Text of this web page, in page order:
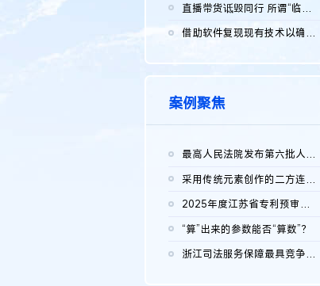
直播带货诋毁同行 所谓“临场发挥”不免责
借助软件复现现有技术以确认相关参数特征是否被公开
案例聚焦
最高人民法院发布第六批人民法院种业知识产权司法保护典型案例 含...
采用传统元素创作的二方连续装饰图案作品的独创性及侵权对比认定
2025年度江苏省专利预审典型案例
“算”出来的参数能否“算数”？
浙江司法服务保障最具竞争力营商环境建设典型案例（第二批）含侵...